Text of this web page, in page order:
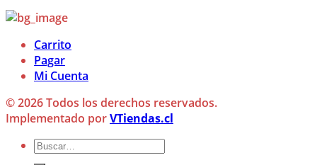
Carrito
Pagar
Mi Cuenta
© 2026 Todos los derechos reservados.
Implementado porVTiendas.cl
Buscar
por: